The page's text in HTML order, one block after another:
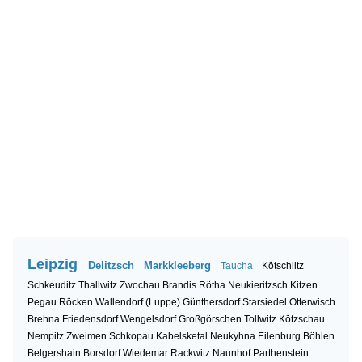
Leipzig Delitzsch Markkleeberg Taucha
Kötschlitz
Schkeuditz Thallwitz Zwochau Brandis Rötha Neukieritzsch Kitzen
Pegau Röcken Wallendorf (Luppe) GünthersdorfStarsiedel Otterwisch
Brehna FriedensdorfWengelsdorfGroßgörschen Tollwitz Kötzschau
Nempitz Zweimen Schkopau Kabelsketal Neukyhna Eilenburg Böhlen
Belgershain BorsdorfWiedemar Rackwitz Naunhof Parthenstein